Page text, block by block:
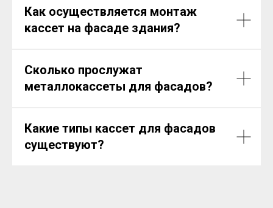
Как осуществляется монтаж
кассет на фасаде здания?
Сколько прослужат
металлокассеты для фасадов?
Какие типы кассет для фасадов
существуют?